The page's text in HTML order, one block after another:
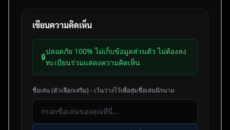
เขียนความคิดเห็น
🔒
ปลอดภัย 100% ไม่เก็บข้อมูลส่วนตัว ไม่ต้องลง
ทะเบียนร่วมแสดงความคิดเห็น
ชื่อเล่น (ตัวเลือกเสริม) - เว้นว่างไว้เพื่อสุ่มชื่อเล่นนิรนาม